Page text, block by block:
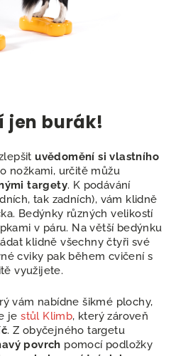
jen burák!
uvědomění si vlastního
nožkami, určitě můžu
targety. K podávání
tak zadních), vám klidně
Bedýnky různých velikostí
v páru. Na větší bedýnku
klidně všechny čtyři své
cviky pak během cvičení s
využijete.
vám nabídne šikmé plochy,
jestůl Klimb, který zároveň
. Z obyčejného targetu
povrch pomocí podložky